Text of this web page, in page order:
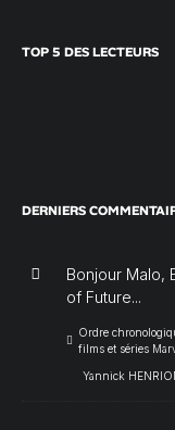
TOP 5 DES LECTEURS
DERNIERS
Bonjour Malo,
of Future...
Ordre
films et séries
Yannick